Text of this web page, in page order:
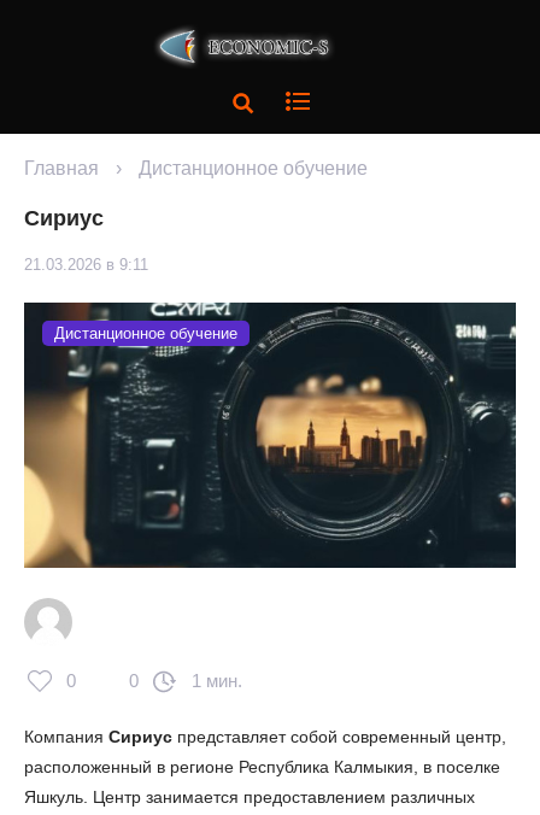
Главная › Дистанционное обучение
Сириус
21.03.2026 в 9:11
Дистанционное обучение
0 0 1 мин.
Компания Сириус представляет собой современный центр,
расположенный в регионе Республика Калмыкия, в поселке
Яшкуль. Центр занимается предоставлением различных